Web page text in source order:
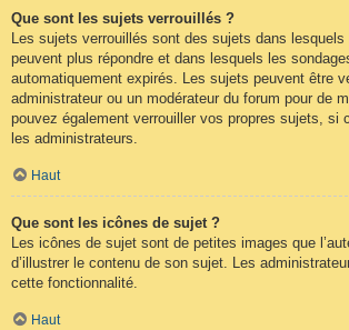
Que sont les sujets verrouillés ?
Les sujets verrouillés sont des sujets dans
peuvent plus répondre et dans lesquels les
automatiquement expirés. Les sujets peuvent être
administrateur ou un modérateur du forum pour de
pouvez également verrouiller vos propres sujets, si
les administrateurs.
Haut
Que sont les icônes de sujet ?
Les icônes de sujet sont de petites images que
d’illustrer le contenu de son sujet. Les
cette fonctionnalité.
Haut